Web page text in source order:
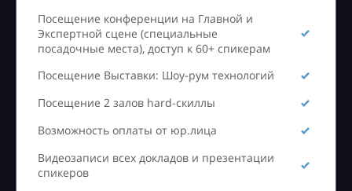
Посещение конференции на Главной и
Экспертной сцене (специальные
посадочные места), доступ к 60+ спикерам
Посещение Выставки: Шоу-рум технологий
Посещение 2 залов hard-скиллы
Возможность оплаты от юр.лица
Видеозаписи всех докладов и презентации
спикеров